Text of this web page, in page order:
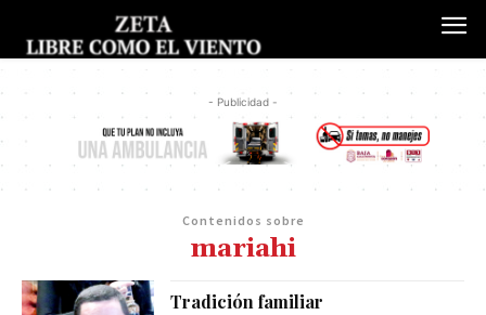
- Publicidad -
Contenidos sobre
mariahi
Tradición familiar